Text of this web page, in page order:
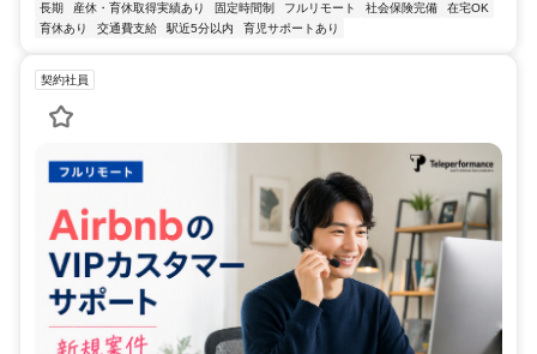
長期 産休・育休取得実績あり 固定時間制 フルリモート 社会保険完備
在宅OK
育休あり
交通費支給 駅近5分以内 育児サポートあり
契約社員